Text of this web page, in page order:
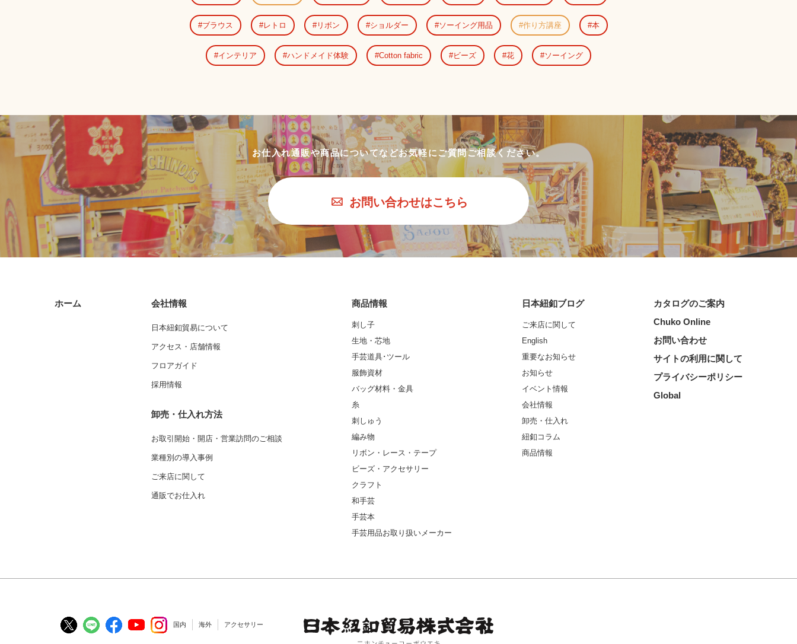
ブラウス レトロ リボン ショルダー ソーイング用品 作り方講座 本
インテリア ハンドメイド体験 Cotton fabric ビーズ 花 ソーイング
お仕入れ通販や商品についてなどお気軽にご質問ご相談ください。
お問い合わせはこちら
ホーム 会社情報
日本紐釦貿易について
アクセス・店舗情報
フロアガイド
採用情報
卸売・仕入れ方法
お取引開始・開店・営業訪問のご相談
業種別の導入事例
ご来店に関して
通販でお仕入れ
商品情報
刺し子
生地・芯地
手芸道具･ツール
服飾資材
バッグ材料・金具
糸
刺しゅう
編み物
リボン・レース・テープ
ビーズ・アクセサリー
クラフト
和手芸
手芸本
手芸用品お取り扱いメーカー
日本紐釦ブログ
ご来店に関して
English
重要なお知らせ
お知らせ
イベント情報
会社情報
卸売・仕入れ
紐釦コラム
商品情報
カタログのご案内
Chuko Online
お問い合わせ
サイトの利用に関して
プライバシーポリシー
Global
国内 海外 アクセサリー